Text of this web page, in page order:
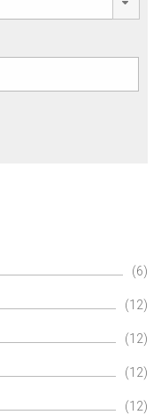
(6)
(12)
(12)
(12)
(12)